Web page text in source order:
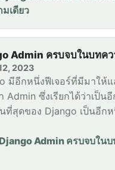
เดียว
Admin ครบจบในบทคว
2023
มีอีกหนึ่งฟีเจอร์ที่มีมาให้แ
Admin ซึ่งเรียกได้ว่าเป็น
ที่สุดของ Django เป็นอีก
Admin ครบจบใน